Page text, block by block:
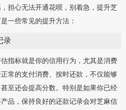
担心无法开通花呗，别着急，提升芝
一些常见的提升方法：
录
指标就是你的信用行为，尤其是消费
常的支付消费、按时还款，不仅能够
至还会提高分数。特别是如果你已经
品，保持良好的还款记录会对芝麻信